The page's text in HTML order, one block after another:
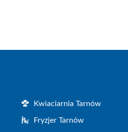
Kwiaciarnia Tarnów
Fryzjer Tarnów